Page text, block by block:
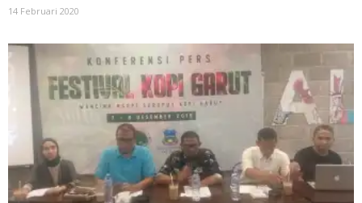
14 Februari 2020